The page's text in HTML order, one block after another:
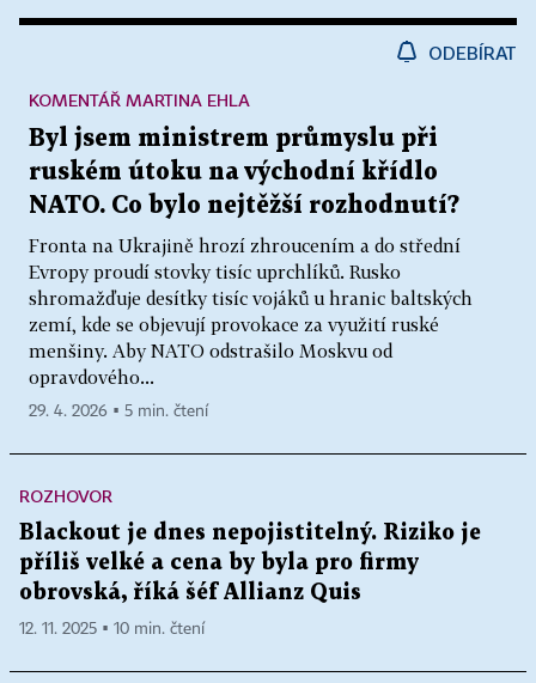
ODEBÍRAT
Byl jsem ministrem průmyslu při
ruském útoku na východní křídlo
NATO. Co bylo nejtěžší rozhodnutí?
Fronta na Ukrajině hrozí zhroucením a do střední
Evropy proudí stovky tisíc uprchlíků. Rusko
shromažďuje desítky tisíc vojáků u hranic baltských
zemí, kde se objevují provokace za využití ruské
menšiny. Aby NATO odstrašilo Moskvu od
opravdového...
KOMENTÁŘ MARTINA EHLA
29. 4. 2026 ▪ 5 min. čtení
ROZHOVOR
Blackout je dnes nepojistitelný. Riziko je
příliš velké a cena by byla pro firmy
obrovská, říká šéf Allianz Quis
12. 11. 2025 ▪ 10 min. čtení